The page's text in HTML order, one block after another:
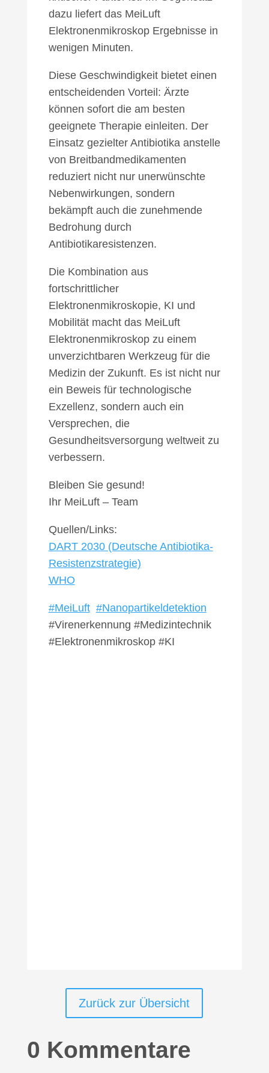
dazu liefert das MeiLuft
Elektronenmikroskop Ergebnisse in
wenigen Minuten.
Diese Geschwindigkeit bietet einen
entscheidenden Vorteil: Ärzte
können sofort die am besten
geeignete Therapie einleiten. Der
Einsatz gezielter Antibiotika anstelle
von Breitbandmedikamenten
reduziert nicht nur unerwünschte
Nebenwirkungen, sondern
bekämpft auch die zunehmende
Bedrohung durch
Antibiotikaresistenzen.
Die Kombination aus
fortschrittlicher
Elektronenmikroskopie, KI und
Mobilität macht das MeiLuft
Elektronenmikroskop zu einem
unverzichtbaren Werkzeug für die
Medizin der Zukunft. Es ist nicht nur
ein Beweis für technologische
Exzellenz, sondern auch ein
Versprechen, die
Gesundheitsversorgung weltweit zu
verbessern.
Bleiben Sie gesund!
Ihr MeiLuft – Team
Quellen/Links:
DART 2030 (Deutsche Antibiotika-
Resistenzstrategie)
WHO
#MeiLuft #Nanopartikeldetektion
#Virenerkennung #Medizintechnik
#Elektronenmikroskop #KI
Zurück zur Übersicht
0 Kommentare